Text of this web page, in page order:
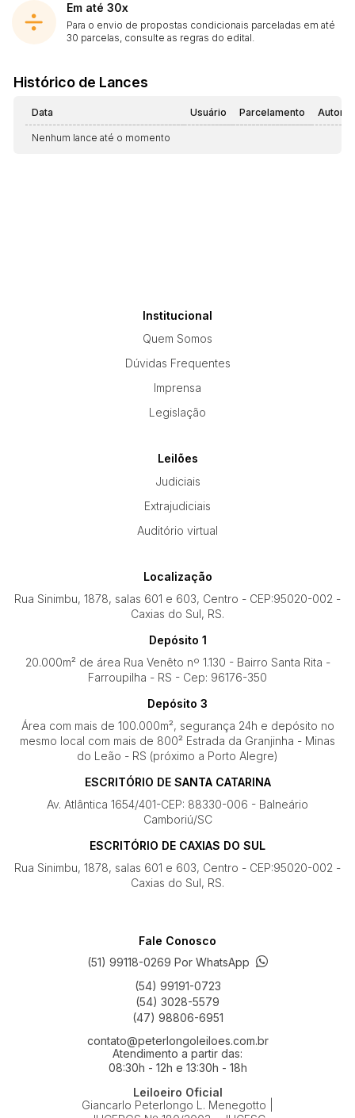
Em até 30x
Para o envio de propostas condicionais parceladas em até
30 parcelas, consulte as regras do edital.
Histórico de Lances
Data Usuário Parcelamento
Nenhum lance até o momento
Institucional
Quem Somos
Dúvidas Frequentes
Imprensa
Legislação
Leilões
Judiciais
Extrajudiciais
Auditório virtual
Localização
Rua Sinimbu, 1878, salas 601 e 603, Centro - CEP:95020-002 -
Caxias do Sul, RS.
Depósito 1
20.000m² de área Rua Venêto nº 1.130 - Bairro Santa Rita -
Farroupilha - RS - Cep: 96176-350
Depósito 3
Área com mais de 100.000m², segurança 24h e depósito no
mesmo local com mais de 800² Estrada da Granjinha - Minas
do Leão - RS (próximo a Porto Alegre)
ESCRITÓRIO DE SANTA CATARINA
Av. Atlântica 1654/401-CEP: 88330-006 - Balneário
Camboriú/SC
ESCRITÓRIO DE CAXIAS DO SUL
Rua Sinimbu, 1878, salas 601 e 603, Centro - CEP:95020-002 -
Caxias do Sul, RS.
Fale Conosco
(51) 99118-0269 Por WhatsApp
(54) 99191-0723
(54) 3028-5579
(47) 98806-6951
contato@peterlongoleiloes.com.br
Atendimento a partir das:
08:30h - 12h e 13:30h - 18h
Leiloeiro Oficial
Giancarlo Peterlongo L. Menegotto |